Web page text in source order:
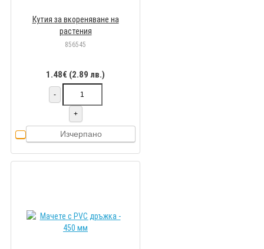
Кутия за вкореняване на
растения
856545
1.48€ (2.89 лв.)
-
+
Изчерпано